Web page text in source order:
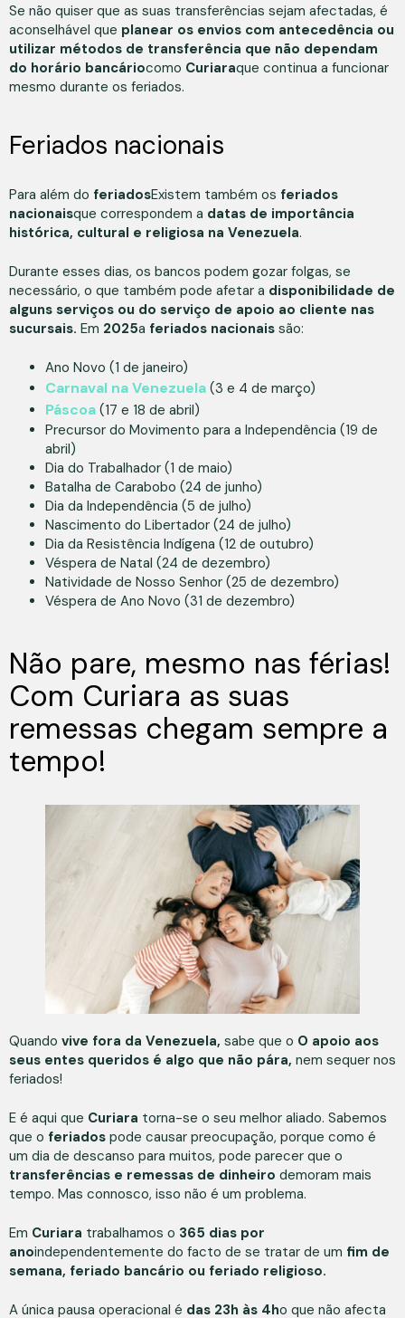
Se não quiser que as suas transferências sejam afectadas, é
aconselhável que planear os envios com antecedência ou
utilizar métodos de transferência que não dependam
do horário bancáriocomo Curiaraque continua a funcionar
mesmo durante os feriados.
Feriados nacionais
Para além do feriadosExistem também os feriados
nacionaisque correspondem a datas de importância
histórica, cultural e religiosa na Venezuela.
Durante esses dias, os bancos podem gozar folgas, se
necessário, o que também pode afetar a disponibilidade de
alguns serviços ou do serviço de apoio ao cliente nas
sucursais. Em 2025a feriados nacionais são:
Ano Novo (1 de janeiro)
Carnaval na Venezuela (3 e 4 de março)
Páscoa (17 e 18 de abril)
Precursor do Movimento para a Independência (19 de
abril)
Dia do Trabalhador (1 de maio)
Batalha de Carabobo (24 de junho)
Dia da Independência (5 de julho)
Nascimento do Libertador (24 de julho)
Dia da Resistência Indígena (12 de outubro)
Véspera de Natal (24 de dezembro)
Natividade de Nosso Senhor (25 de dezembro)
Véspera de Ano Novo (31 de dezembro)
Não pare, mesmo nas férias!
Com Curiara as suas
remessas chegam sempre a
tempo!
Quando vive fora da Venezuela, sabe que o O apoio aos
seus entes queridos é algo que não pára, nem sequer nos
feriados!
E é aqui que Curiara torna-se o seu melhor aliado. Sabemos
que o feriados pode causar preocupação, porque como é
um dia de descanso para muitos, pode parecer que o
transferências e remessas de dinheiro demoram mais
tempo. Mas connosco, isso não é um problema.
Em Curiara trabalhamos o 365 dias por
anoindependentemente do facto de se tratar de um fim de
semana, feriado bancário ou feriado religioso.
A única pausa operacional é das 23h às 4ho que não afecta